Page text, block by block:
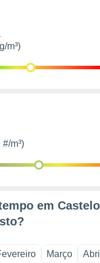
m³)
m³)
em
?
Março Abril